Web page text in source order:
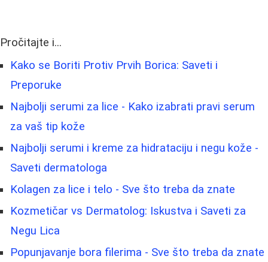
Pročitajte i...
Kako se Boriti Protiv Prvih Borica: Saveti i
Preporuke
Najbolji serumi za lice - Kako izabrati pravi serum
za vaš tip kože
Najbolji serumi i kreme za hidrataciju i negu kože -
Saveti dermatologa
Kolagen za lice i telo - Sve što treba da znate
Kozmetičar vs Dermatolog: Iskustva i Saveti za
Negu Lica
Popunjavanje bora filerima - Sve što treba da znate